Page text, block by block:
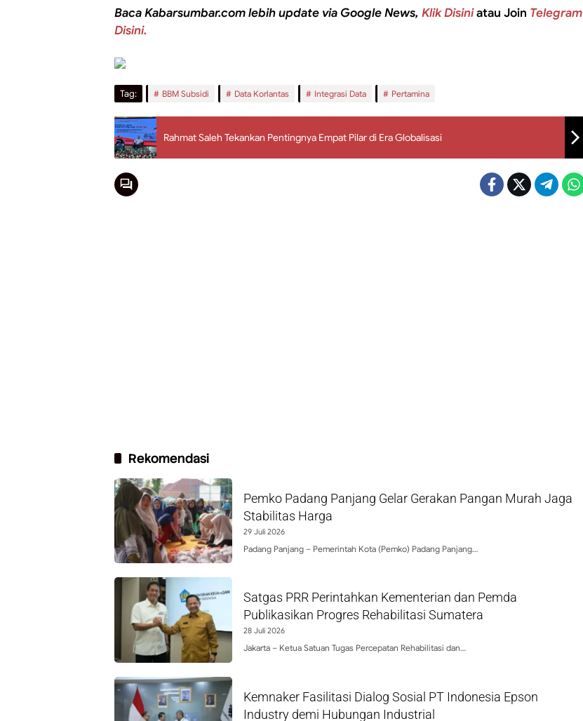
Baca Kabarsumbar.com lebih update via Google News, Klik Disiniatau Join Telegram
Disini.
Tag: BBM Subsidi Data Korlantas Integrasi Data Pertamina
Rahmat Saleh Tekankan Pentingnya Empat Pilar di Era Globalisasi
Rekomendasi
Pemko Padang Panjang Gelar Gerakan Pangan Murah Jaga
Stabilitas Harga
29 Juli 2026
Padang Panjang – Pemerintah Kota (Pemko) Padang Panjang…
Satgas PRR Perintahkan Kementerian dan Pemda
Publikasikan Progres Rehabilitasi Sumatera
28 Juli 2026
Jakarta – Ketua Satuan Tugas Percepatan Rehabilitasi dan…
Kemnaker Fasilitasi Dialog Sosial PT Indonesia Epson
Industry demi Hubungan Industrial